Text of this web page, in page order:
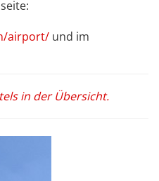
airport/ und im
in der Übersicht.